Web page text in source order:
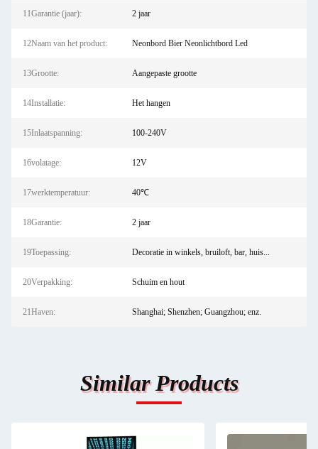
11Garantie (jaar): 2 jaar
12Naam van het product: Neonbord Bier Neonlichtbord Led
13Grootte: Aangepaste grootte
14Installatie: Het hangen
15Inlaatspanning: 100-240V
16volatage: 12V
17werktemperatuur: 40℃
18Garantie: 2 jaar
19Toepassing: Decoratie in winkels, bruiloft, bar, huis...
20Verpakking: Schuim en hout
21Haven: Shanghai; Shenzhen; Guangzhou; enz.
Similar Products